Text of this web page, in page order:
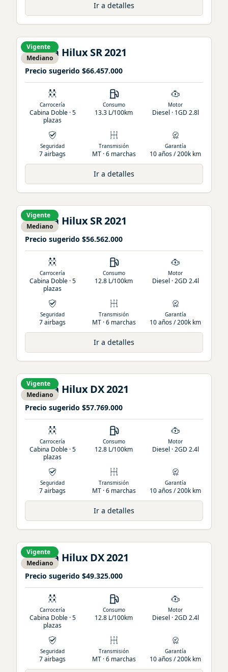
Ir a detalles
Vigente
Mediano
Toyota HiluxSR2021
Precio sugerido $66.457.000
Carrocería
Cabina Doble · 5
plazas
Consumo
13.3 L/100km
Motor
Diesel · 1GD 2.8l
Seguridad
7 airbags
Transmisión
MT · 6 marchas
Garantía
10 años / 200k km
Ir a detalles
Vigente
Mediano
Toyota HiluxSR2021
Precio sugerido $56.562.000
Carrocería
Cabina Doble · 5
plazas
Consumo
12.8 L/100km
Motor
Diesel · 2GD 2.4l
Seguridad
7 airbags
Transmisión
MT · 6 marchas
Garantía
10 años / 200k km
Ir a detalles
Vigente
Mediano
Toyota HiluxDX2021
Precio sugerido $57.769.000
Carrocería
Cabina Doble · 5
plazas
Consumo
12.8 L/100km
Motor
Diesel · 2GD 2.4l
Seguridad
7 airbags
Transmisión
MT · 6 marchas
Garantía
10 años / 200k km
Ir a detalles
Vigente
Mediano
Toyota HiluxDX2021
Precio sugerido $49.325.000
Carrocería
Cabina Doble · 5
plazas
Consumo
12.8 L/100km
Motor
Diesel · 2GD 2.4l
Seguridad
7 airbags
Transmisión
MT · 6 marchas
Garantía
10 años / 200k km